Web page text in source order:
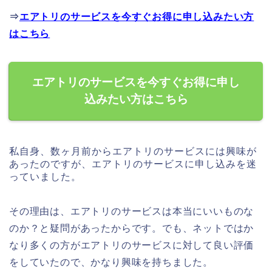
⇒エアトリのサービスを今すぐお得に申し込みたい方
はこちら
エアトリのサービスを今すぐお得に申し
込みたい方はこちら
私自身、数ヶ月前からエアトリのサービスには興味が
あったのですが、エアトリのサービスに申し込みを迷
っていました。
その理由は、エアトリのサービスは本当にいいものな
のか？と疑問があったからです。でも、ネットではか
なり多くの方がエアトリのサービスに対して良い評価
をしていたので、かなり興味を持ちました。